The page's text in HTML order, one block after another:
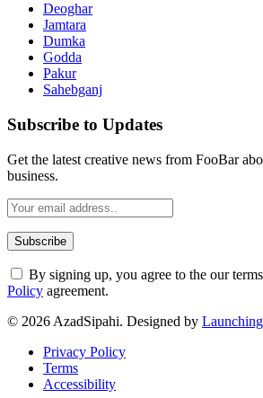
Deoghar
Jamtara
Dumka
Godda
Pakur
Sahebganj
Subscribe to Updates
Get the latest creative news from FooBar
business.
By signing up, you agree to the our
Policy agreement.
© 2026 AzadSipahi. Designed by
Privacy Policy
Terms
Accessibility